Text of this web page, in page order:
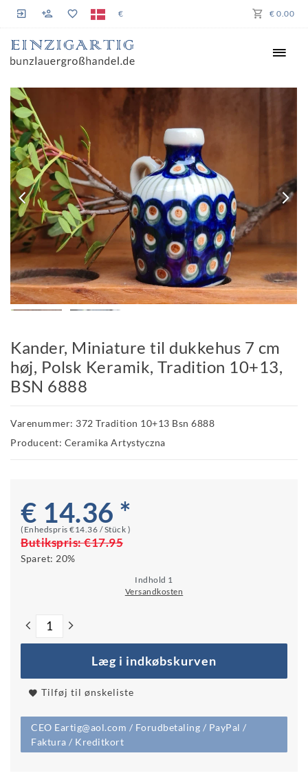
€ € 0.00
Kander, Miniature til dukkehus 7 cm
høj, Polsk Keramik, Tradition 10+13,
BSN 6888
Varenummer: 372 Tradition 10+13 Bsn 6888
Producent: Ceramika Artystyczna
€ 14.36 *
(Enhedspris €14.36 / Stück )
Butikspris:€17.95
Sparet: 20%
Indhold 1
Versandkosten
Læg i indkøbskurven
Tilføj til ønskeliste
CEO Eartig@aol.com / Forudbetaling / PayPal /
Faktura / Kreditkort